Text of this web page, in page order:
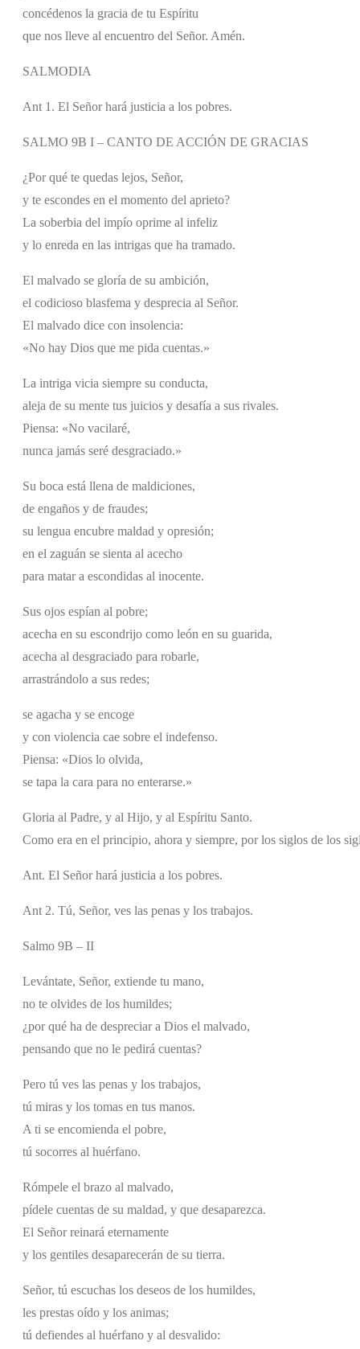
concédenos la gracia de tu Espíritu
que nos lleve al encuentro del Señor. Amén.
SALMODIA
Ant 1. El Señor hará justicia a los pobres.
SALMO 9B I – CANTO DE ACCIÓN DE GRACIAS
¿Por qué te quedas lejos, Señor,
y te escondes en el momento del aprieto?
La soberbia del impío oprime al infeliz
y lo enreda en las intrigas que ha tramado.
El malvado se gloría de su ambición,
el codicioso blasfema y desprecia al Señor.
El malvado dice con insolencia:
«No hay Dios que me pida cuentas.»
La intriga vicia siempre su conducta,
aleja de su mente tus juicios y desafía a sus rivales.
Piensa: «No vacilaré,
nunca jamás seré desgraciado.»
Su boca está llena de maldiciones,
de engaños y de fraudes;
su lengua encubre maldad y opresión;
en el zaguán se sienta al acecho
para matar a escondidas al inocente.
Sus ojos espían al pobre;
acecha en su escondrijo como león en su guarida,
acecha al desgraciado para robarle,
arrastrándolo a sus redes;
se agacha y se encoge
y con violencia cae sobre el indefenso.
Piensa: «Dios lo olvida,
se tapa la cara para no enterarse.»
Gloria al Padre, y al Hijo, y al Espíritu Santo.
Como era en el principio, ahora y siempre, por los siglos de los
Ant. El Señor hará justicia a los pobres.
Ant 2. Tú, Señor, ves las penas y los trabajos.
Salmo 9B – II
Levántate, Señor, extiende tu mano,
no te olvides de los humildes;
¿por qué ha de despreciar a Dios el malvado,
pensando que no le pedirá cuentas?
Pero tú ves las penas y los trabajos,
tú miras y los tomas en tus manos.
A ti se encomienda el pobre,
tú socorres al huérfano.
Rómpele el brazo al malvado,
pídele cuentas de su maldad, y que desaparezca.
El Señor reinará eternamente
y los gentiles desaparecerán de su tierra.
Señor, tú escuchas los deseos de los humildes,
les prestas oído y los animas;
tú defiendes al huérfano y al desvalido: